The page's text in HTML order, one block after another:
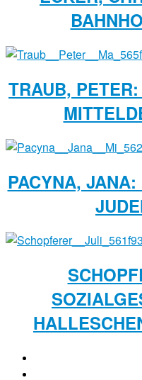
TRAUB,
PACYNA,